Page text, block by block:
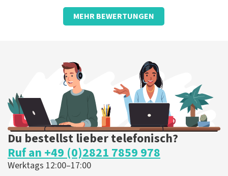
Bewertung von Anoniem überTopTicketShop
Gut organisiert
MEHR BEWERTUNGEN
Du bestellst lieber telefonisch?
Ruf an +49 (0)2821 7859 978
Werktags 12:00–17:00